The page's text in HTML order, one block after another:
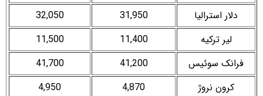
دلار استرالیا
31,950
32,050
لیر ترکیه
11,400
11,500
فرانک سوئیس
41,200
41,700
کرون نروژ
4,870
4,950